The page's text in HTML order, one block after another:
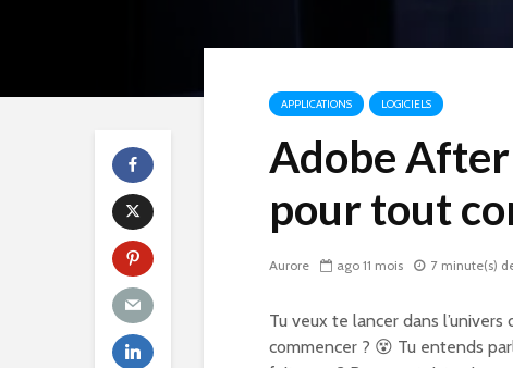
APPLICATIONS LOGICIELS
Adobe After
pour tout
Aurore ago 11 mois 7 minute(s)
Tu veux te lancer dans l’univers
commencer ? 😵 Tu entends